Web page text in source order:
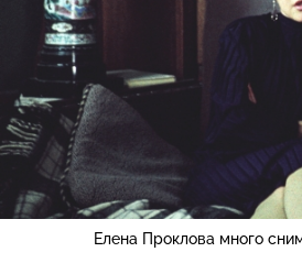
Елена Проклова много